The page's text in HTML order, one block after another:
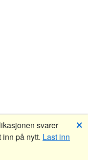
svarer
på nytt. Last inn
🗙